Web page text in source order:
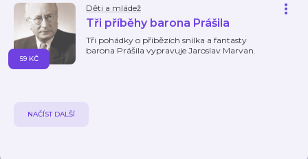
Děti a mládež
Tři příběhy barona Prášila
Tři pohádky o příbězích snílka a fantasty
barona Prášila vypravuje Jaroslav Marvan.
59 KČ
NAČÍST DALŠÍ